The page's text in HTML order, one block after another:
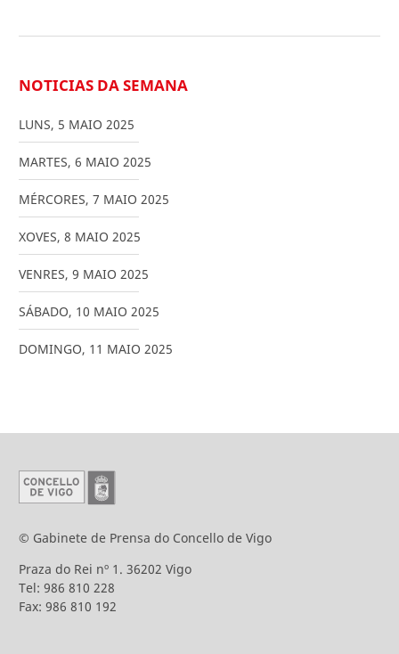
NOTICIAS DA SEMANA
LUNS, 5 MAIO 2025
MARTES, 6 MAIO 2025
MÉRCORES, 7 MAIO 2025
XOVES, 8 MAIO 2025
VENRES, 9 MAIO 2025
SÁBADO, 10 MAIO 2025
DOMINGO, 11 MAIO 2025
© Gabinete de Prensa do Concello de Vigo
Praza do Rei nº 1. 36202 Vigo
Tel: 986 810 228
Fax: 986 810 192